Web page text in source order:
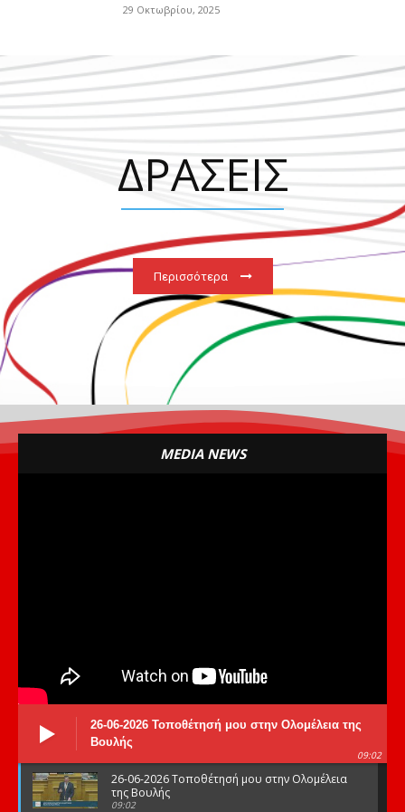
29 Οκτωβρίου, 2025
ΔΡΑΣΕΙΣ
Περισσότερα
MEDIA NEWS
26-06-2026 Τοποθέτησή μου στην Ολομέλεια της
Βουλής
09:02
26-06-2026 Τοποθέτησή μου στην Ολομέλεια
της Βουλής
09:02